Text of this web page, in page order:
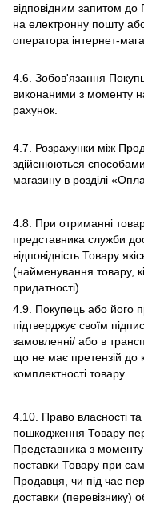
відповідним запитом
на електронну пошту
оператора інтернет-
4.6. Зобов'язання
виконаними з моменту
рахунок.
4.7. Розрахунки між
здійснюються
магазину в розділі
4.8. При отриманні
представника служби
відповідність Товару
(найменування товару,
придатності).
4.9. Покупець або його
підтверджує своїм
замовленні/ або в
що не має претензій до
комплектності товару.
4.10. Право власності
пошкодження Товару
Представника з
поставки Товару при
Продавця, чи під час
доставки (перевізнику)